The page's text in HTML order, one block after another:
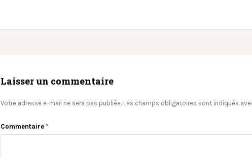
Laisser un commentaire
Votre adresse e-mail ne sera pas publiée. Les champs obligatoires sont indiqués
Commentaire *